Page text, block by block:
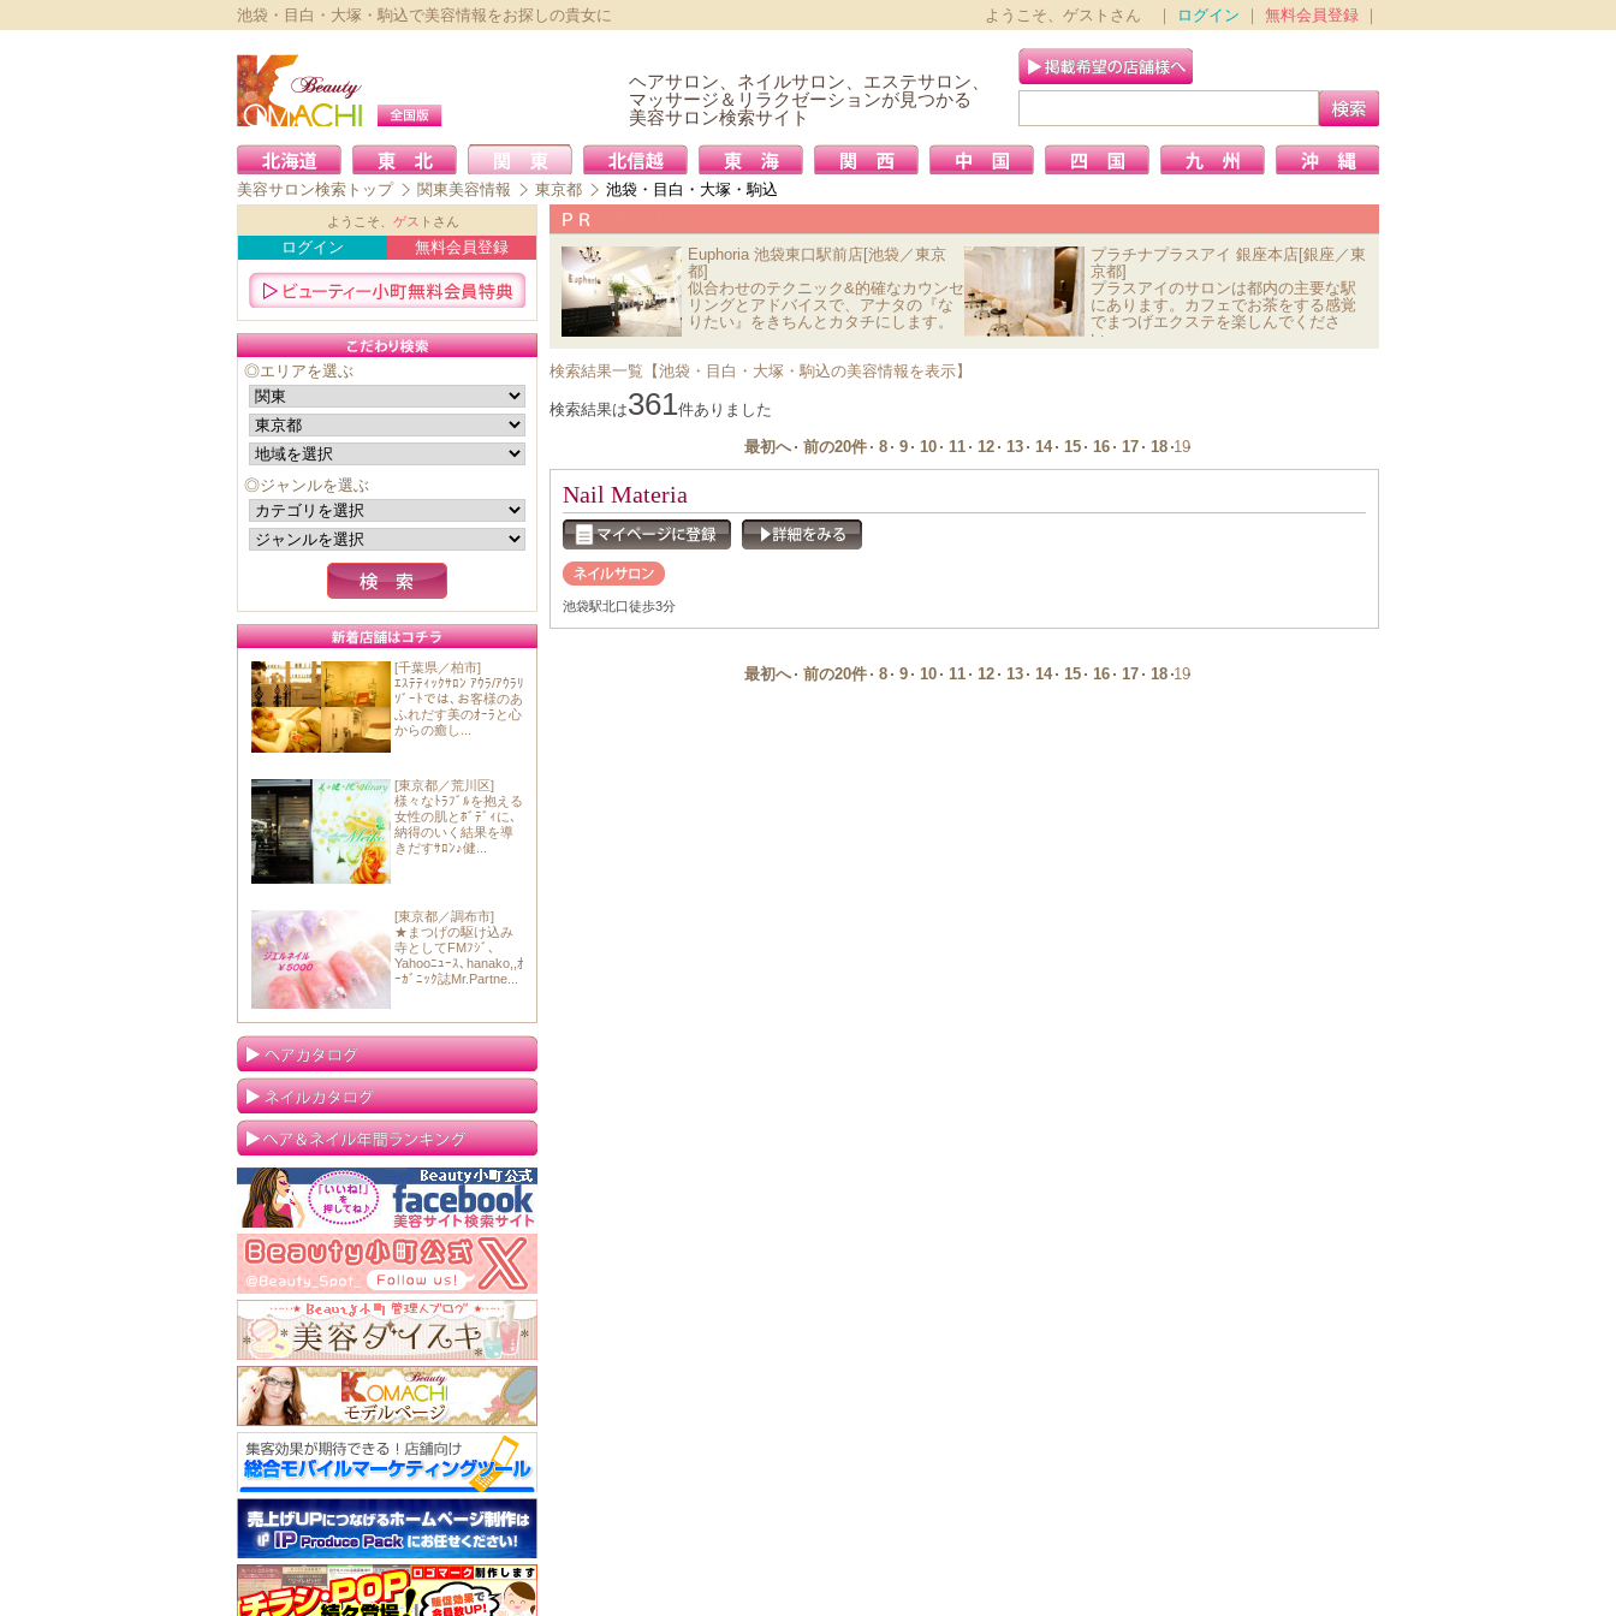
池袋・目白・大塚・駒込で美容情報をお探しの貴女に ようこそ、ゲストさん ｜ ログイン 無料会員登録
ヘアサロン、ネイルサロン、エステサロン、
マッサージ＆リラクゼーションが見つかる
美容サロン検索サイト
美容サロン検索トップ 関東美容情報 東京都 池袋・目白・大塚・駒込
Euphoria 池袋東口駅前店[池袋／東京
都]
似合わせのテクニック&的確なカウンセ
リングとアドバイスで、アナタの『な
りたい』をきちんとカタチにします。
プラチナプラスアイ 銀座本店[銀座／東
京都]
プラスアイのサロンは都内の主要な駅
にあります。カフェでお茶をする感覚
でまつげエクステを楽しんでくださ
い。
検索結果一覧【池袋・目白・大塚・駒込の美容情報を表示】
検索結果は361件ありました
最初へ 前の20件 8 9 10 11 12 13 14 15 16 17 18 19
Nail Materia
池袋駅北口徒歩3分
最初へ 前の20件 8 9 10 11 12 13 14 15 16 17 18 19
ようこそ、 ゲスト さん
ログイン 無料会員登録
◎エリアを選ぶ
◎ジャンルを選ぶ
[千葉県／柏市]
ｴｽﾃﾃｨｯｸｻﾛﾝ ｱｳﾗ/ｱｳﾗﾘ
ｿﾞｰﾄでは､お客様のあ
ふれだす美のｵｰﾗと心
からの癒し...
[東京都／荒川区]
様々なﾄﾗﾌﾞﾙを抱える
女性の肌とﾎﾞﾃﾞｨに､
納得のいく結果を導
きだすｻﾛﾝ♪健...
[東京都／調布市]
★まつげの駆け込み
寺としてFMﾌｼﾞ､
Yahooﾆｭｰｽ､hanako,,ｵ
ｰｶﾞﾆｯｸ誌Mr.Partne...